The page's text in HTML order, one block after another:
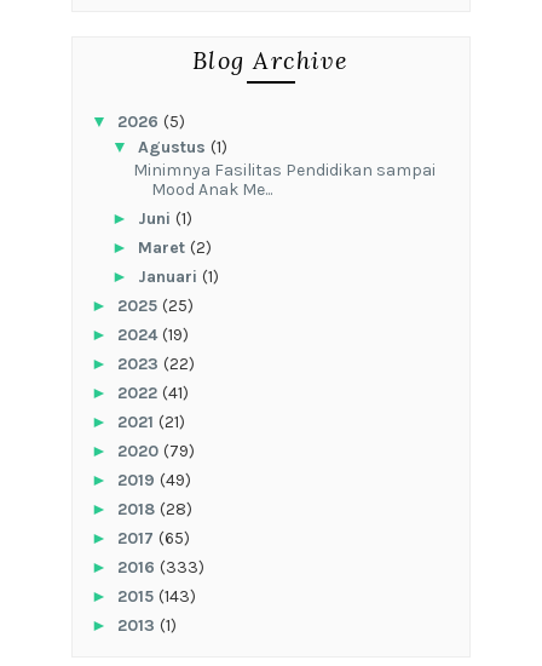
Blog Archive
▼ 2026 (5)
▼ Agustus (1)
‎Minimnya Fasilitas Pendidikan sampai
Mood Anak Me...
► Juni (1)
► Maret (2)
► Januari (1)
► 2025 (25)
► 2024(19)
► 2023 (22)
► 2022 (41)
► 2021 (21)
► 2020 (79)
► 2019 (49)
► 2018 (28)
► 2017 (65)
► 2016 (333)
► 2015 (143)
► 2013 (1)